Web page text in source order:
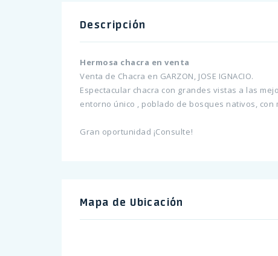
Descripción
Hermosa chacra en venta
Venta de Chacra en GARZON, JOSE IGNACIO.
Espectacular chacra con grandes vistas a las
entorno único , poblado de bosques nativos,
Gran oportunidad ¡Consulte!
Mapa de Ubicación